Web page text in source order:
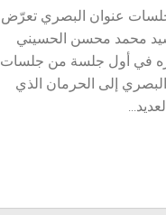
عنوان البصري تعرّض
محمد محسن الحسيني
في أول جلسة من جلسات
إلى الحرمان الذي